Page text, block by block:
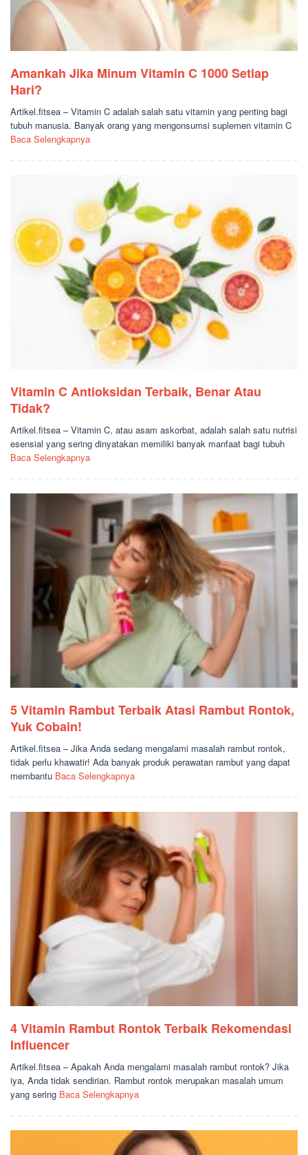
Amankah Jika Minum Vitamin C 1000 Setiap
Hari?
Artikel.fitsea – Vitamin C adalah salah satu vitamin yang penting bagi
tubuh manusia. Banyak orang yang mengonsumsi suplemen vitamin C
Baca Selengkapnya
Vitamin C Antioksidan Terbaik, Benar Atau
Tidak?
Artikel.fitsea – Vitamin C, atau asam askorbat, adalah salah satu nutrisi
esensial yang sering dinyatakan memiliki banyak manfaat bagi tubuh
Baca Selengkapnya
5 Vitamin Rambut Terbaik Atasi Rambut Rontok,
Yuk Cobain!
Artikel.fitsea – Jika Anda sedang mengalami masalah rambut rontok,
tidak perlu khawatir! Ada banyak produk perawatan rambut yang dapat
membantu Baca Selengkapnya
4 Vitamin Rambut Rontok Terbaik Rekomendasi
Influencer
Artikel.fitsea – Apakah Anda mengalami masalah rambut rontok? Jika
iya, Anda tidak sendirian. Rambut rontok merupakan masalah umum
yang sering Baca Selengkapnya